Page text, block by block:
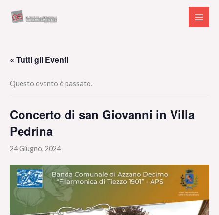
« Tutti gli Eventi
Questo evento è passato.
Concerto di san Giovanni in Villa
Pedrina
24 Giugno, 2024